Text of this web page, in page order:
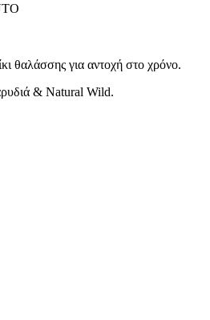
θαλάσσης για αντοχή στο χρόνο.
& Natural Wild.